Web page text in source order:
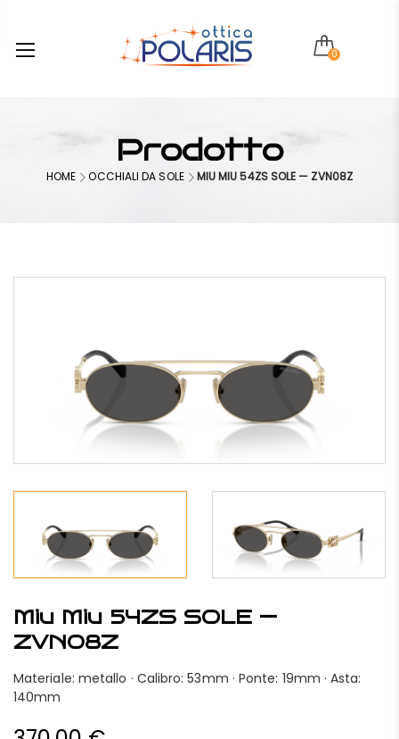
0
Prodotto
HOME OCCHIALI DA SOLE MIU MIU 54ZS SOLE — ZVN08Z
Miu Miu 54ZS SOLE —
ZVN08Z
Materiale: metallo · Calibro: 53mm · Ponte: 19mm · Asta:
140mm